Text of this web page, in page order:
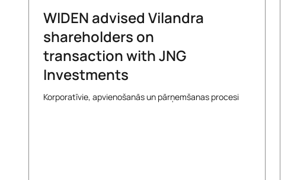
WIDEN advised Vilandra
shareholders on
transaction with JNG
Investments
Korporatīvie, apvienošanās un pārņemšanas procesi